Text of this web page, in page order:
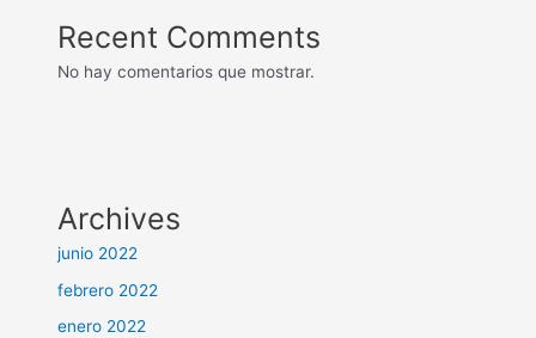
Recent Comments
No hay comentarios que mostrar.
Archives
junio 2022
febrero 2022
enero 2022